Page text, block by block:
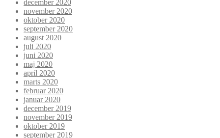
december 2020
november 2020
oktober 2020
september 2020
august 2020
juli 2020
juni 2020
maj 2020
april 2020
marts 2020
februar 2020
januar 2020
december 2019
november 2019
oktober 2019
september 2019